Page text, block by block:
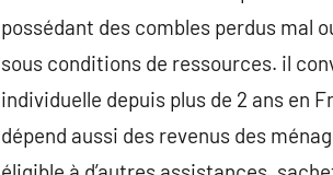
possédant des combles perdus mal
sous conditions de ressources. il
individuelle depuis plus de 2 ans en
dépend aussi des revenus des